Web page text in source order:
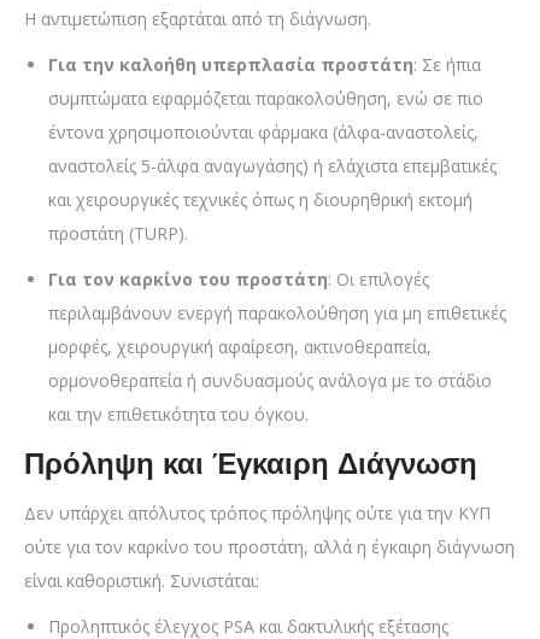
Η αντιμετώπιση εξαρτάται από τη διάγνωση.
Για την καλοήθη υπερπλασία προστάτη: Σε ήπια
συμπτώματα εφαρμόζεται παρακολούθηση, ενώ σε πιο
έντονα χρησιμοποιούνται φάρμακα (άλφα-αναστολείς,
αναστολείς 5-άλφα αναγωγάσης) ή ελάχιστα επεμβατικές
και χειρουργικές τεχνικές όπως η διουρηθρική εκτομή
προστάτη (TURP).
Για τον καρκίνο του προστάτη: Οι επιλογές
περιλαμβάνουν ενεργή παρακολούθηση για μη επιθετικές
μορφές, χειρουργική αφαίρεση, ακτινοθεραπεία,
ορμονοθεραπεία ή συνδυασμούς ανάλογα με το στάδιο
και την επιθετικότητα του όγκου.
Πρόληψη και Έγκαιρη Διάγνωση
Δεν υπάρχει απόλυτος τρόπος πρόληψης ούτε για την ΚΥΠ
ούτε για τον καρκίνο του προστάτη, αλλά η έγκαιρη διάγνωση
είναι καθοριστική. Συνιστάται:
Προληπτικός έλεγχος PSA και δακτυλικής εξέτασης